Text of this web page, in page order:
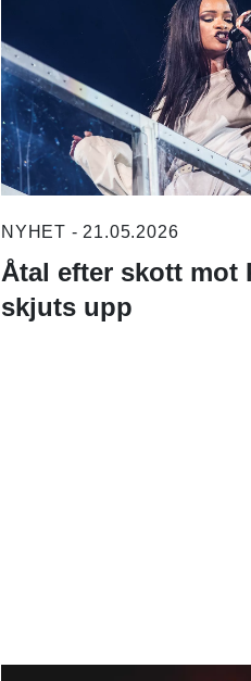
NYHET - 21.05.2026
Åtal efter skott mot
skjuts upp